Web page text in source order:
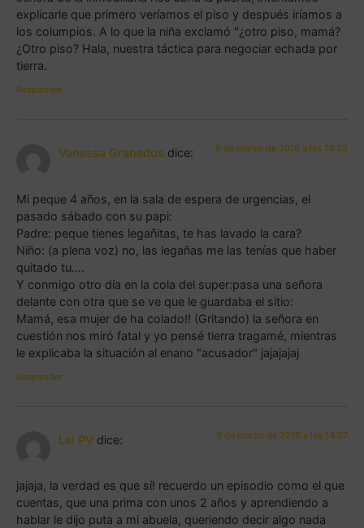
explicarle que primero veríamos el piso y después iríamos a
los columpios. A lo que la niña exclamó "¿otro piso, mamá?
¿Otro piso? Hala, nuestra táctica para negociar echada por
tierra.
Responder
Vanessa Granados dice: 9 de marzo de 2016 a las 14:33
Mi peque 4 años, en la sala de espera de urgencias, el
pasado sábado con su papi:
Padre: peque tienes legañitas, te has lavado la cara?
Niño: (a plena voz) no, las legañas me las tenías que haber
quitado tu….
Y conmigo otro día en la cola del super:pasa una señora
delante con otra que se ve que le guardaba el sitio:
Mamá, esa mujer de ha colado!! (Gritando) la señora en
cuestión nos miró fatal y yo pensé tierra tragamé, mientras
le explicaba la situación al enano "acusador" jajajajaj
Responder
Lai PV dice: 9 de marzo de 2016 a las 14:07
jajaja, la verdad es que sí! recuerdo un episodio como el que
cuentas, que una prima con unos 2 años y aprendiendo a
hablar le dijo puta a mi abuela, queriendo decir algo nada